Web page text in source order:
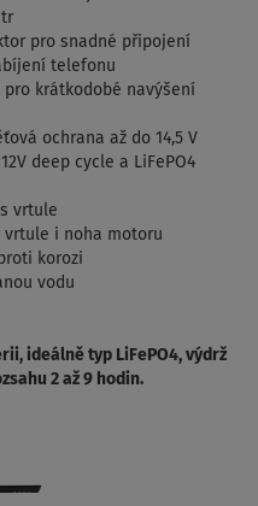
pro snadné připojení
telefonu
krátkodobé navýšení
ochrana až do 14,5 V
deep cycle a LiFePO4
vrtule
vrtule i noha motoru
korozi
vodu
ideálně typ LiFePO4, výdrž
2 až 9 hodin.